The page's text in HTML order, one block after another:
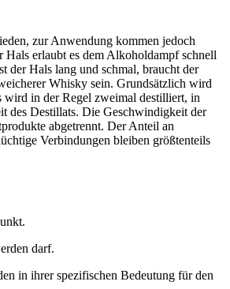
zur Anwendung kommen jedoch
erlaubt es dem Alkoholdampf schnell
der Hals lang und schmal, braucht der
Whisky sein. Grundsätzlich wird
wird in der Regel zweimal destilliert, in
des Destillats. Die Geschwindigkeit der
abgetrennt. Der Anteil an
Verbindungen bleiben größtenteils
darf.
in ihrer spezifischen Bedeutung für den